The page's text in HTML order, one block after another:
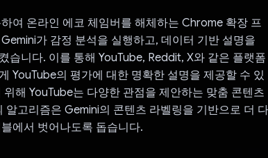
여 온라인 에코 체임버를 해체하는 Chrome 확장 프
가 감정 분석을 실행하고, 데이터 기반 설명을
습니다. 이를 통해 YouTube, Reddit, X와 같은 플랫폼
YouTube의 평가에 대한 명확한 설명을 제공할 수 있
해 YouTube는 다양한 관점을 제안하는 맞춤 콘텐츠
고리즘은 Gemini의 콘텐츠 라벨링을 기반으로 더 다
에서 벗어나도록 돕습니다.